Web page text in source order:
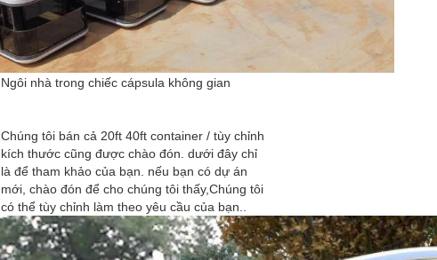
Ngôi nhà trong chiếc cápsula không gian
Chúng tôi bán cả 20ft 40ft container / tùy chỉnh
kích thước cũng được chào đón. dưới đây chỉ
là để tham khảo của bạn. nếu bạn có dự án
mới, chào đón để cho chúng tôi thấy,Chúng tôi
có thể tùy chỉnh làm theo yêu cầu của bạn..